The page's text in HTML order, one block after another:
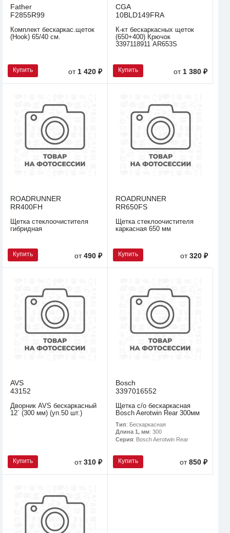
Father
F2855R99
Комплект бескаркас.щеток
(Hook) 65/40 см.
Купить от 1 420 ₽
CGA
10BLD149FRA
К-кт бескаркасных щеток
(650+400) Крючок
3397118911 AR653S
Купить от 1 380 ₽
ROADRUNNER
RR400FH
Щетка стеклоочистителя
гибридная
Купить от490 ₽
ROADRUNNER
RR650FS
Щетка стеклоочистителя
каркасная 650 мм
Купить от320 ₽
AVS
43152
Дворник AVS бескаркасный
12` (300 мм) (уп.50 шт.)
Купить от310 ₽
Bosch
3397016552
Щетка с/о бескаркасная
Bosch Aerotwin Rear 300мм
Тип: Бескаркасная
Длина 1, мм: 300
Серия: Bosch Aerotwin Rear
Купить от850 ₽